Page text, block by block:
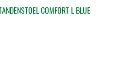
COMFORT L BLUE